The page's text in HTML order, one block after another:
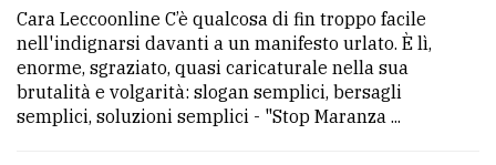
Cara Leccoonline C’è qualcosa di fin troppo facile
nell'indignarsi davanti a un manifesto urlato. È lì,
enorme, sgraziato, quasi caricaturale nella sua
brutalità e volgarità: slogan semplici, bersagli
semplici, soluzioni semplici - "Stop Maranza ...